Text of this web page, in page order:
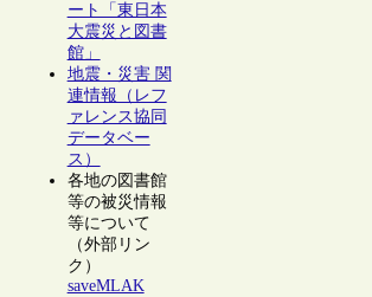
ート「東日本
大震災と図書
館」
地震・災害 関
連情報（レフ
ァレンス協同
データベー
ス）
各地の図書館
等の被災情報
等について
（外部リン
ク）
saveMLAK